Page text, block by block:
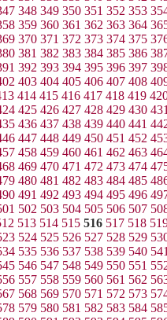
348 349 350 351 352 353
359 360 361 362 363 364
370 371 372 373 374 375
381 382 383 384 385 386
392 393 394 395 396 397
403 404 405 406 407 408
414 415 416 417 418 419
425 426 427 428 429 430
436 437 438 439 440 441
447 448 449 450 451 452
458 459 460 461 462 463
469 470 471 472 473 474
480 481 482 483 484 485
491 492 493 494 495 496
502 503 504 505 506 507
513 514 515 516 517 518
524 525 526 527 528 529
535 536 537 538 539 540
546 547 548 549 550 551
557 558 559 560 561 562
568 569 570 571 572 573
579 580 581 582 583 584